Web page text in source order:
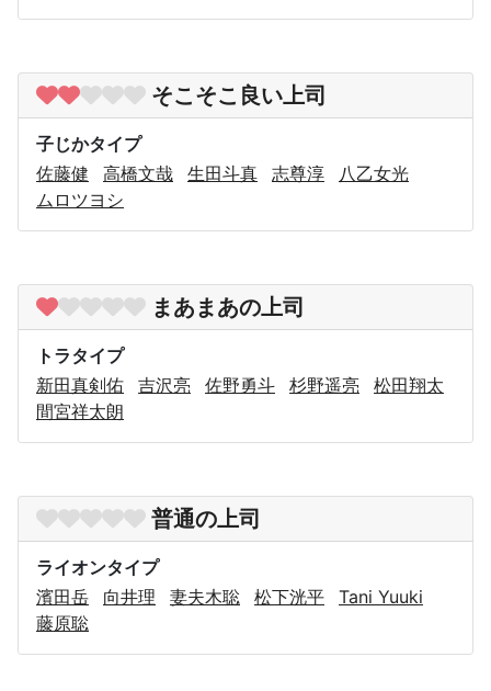
そこそこ良い上司
子じかタイプ
佐藤健
高橋文哉 生田斗真 志尊淳
八乙女光
ムロツヨシ
まあまあの上司
トラタイプ
新田真剣佑
吉沢亮 佐野勇斗 杉野遥亮
松田翔太
間宮祥太朗
普通の上司
ライオンタイプ
濱田岳
向井理 妻夫木聡 松下洸平
Tani Yuuki
藤原聡